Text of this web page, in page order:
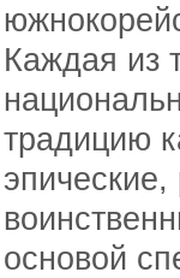
Каждая из
традицию
основой